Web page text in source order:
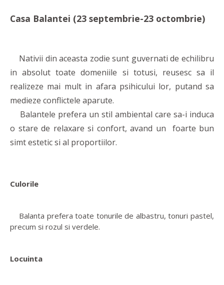
Casa Balantei (23 septembrie-23 octombrie)
Nativii din aceasta zodie sunt guvernati de echilibru
in absolut toate domeniile si totusi, reusesc sa il
realizeze mai mult in afara psihicului lor, putand sa
medieze conflictele aparute.
Balantele prefera un stil ambiental care sa-i induca
o stare de relaxare si confort, avand un foarte bun
simt estetic si al proportiilor.
Culorile
Balanta prefera toate tonurile de albastru, tonuri pastel,
precum si rozul si verdele.
Locuinta